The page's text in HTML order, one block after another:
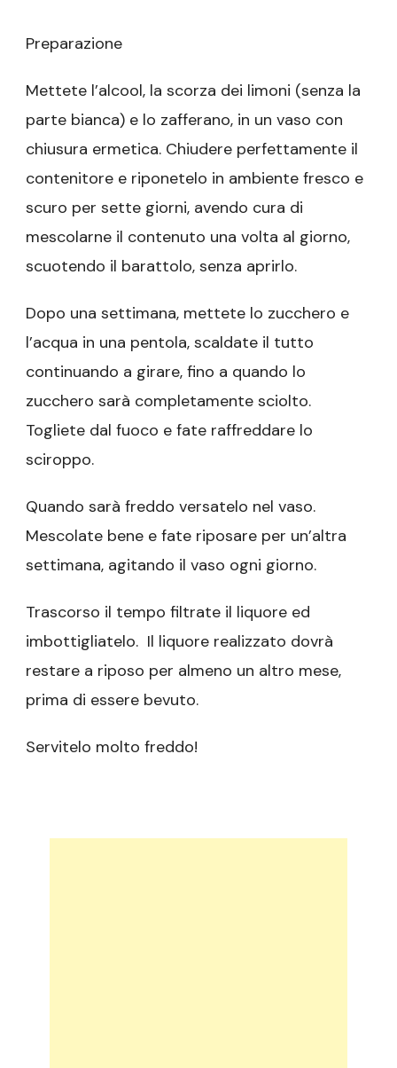
Preparazione
Mettete l’alcool, la scorza dei limoni (senza la
parte bianca) e lo zafferano, in un vaso con
chiusura ermetica. Chiudere perfettamente il
contenitore e riponetelo in ambiente fresco e
scuro per sette giorni, avendo cura di
mescolarne il contenuto una volta al giorno,
scuotendo il barattolo, senza aprirlo.
Dopo una settimana, mettete lo zucchero e
l’acqua in una pentola, scaldate il tutto
continuando a girare, fino a quando lo
zucchero sarà completamente sciolto.
Togliete dal fuoco e fate raffreddare lo
sciroppo.
Quando sarà freddo versatelo nel vaso.
Mescolate bene e fate riposare per un’altra
settimana, agitando il vaso ogni giorno.
Trascorso il tempo filtrate il liquore ed
imbottigliatelo. Il liquore realizzato dovrà
restare a riposo per almeno un altro mese,
prima di essere bevuto.
Servitelo molto freddo!